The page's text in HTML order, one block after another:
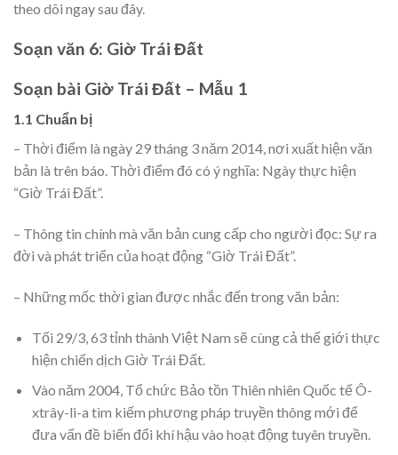
theo dõi ngay sau đây.
Soạn văn 6: Giờ Trái Đất
Soạn bài Giờ Trái Đất – Mẫu 1
1.1 Chuẩn bị
– Thời điểm là ngày 29 tháng 3 năm 2014, nơi xuất hiện văn
bản là trên báo. Thời điểm đó có ý nghĩa: Ngày thực hiện
“Giờ Trái Đất”.
– Thông tin chính mà văn bản cung cấp cho người đọc: Sự ra
đời và phát triển của hoạt động “Giờ Trái Đất”.
– Những mốc thời gian được nhắc đến trong văn bản:
Tối 29/3, 63 tỉnh thành Việt Nam sẽ cùng cả thế giới thực
hiện chiến dịch Giờ Trái Đất.
Vào năm 2004, Tổ chức Bảo tồn Thiên nhiên Quốc tế Ô-
xtrây-li-a tìm kiếm phương pháp truyền thông mới để
đưa vấn đề biến đổi khí hậu vào hoạt động tuyên truyền.